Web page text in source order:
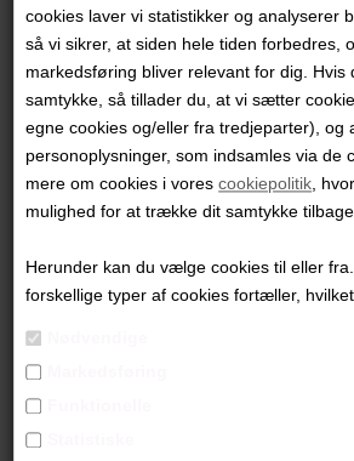
cookies laver vi statistikker og analyserer
så vi sikrer, at siden hele tiden forbedres,
markedsføring bliver relevant for dig. Hvis
samtykke, så tillader du, at vi sætter
egne cookies og/eller fra tredjeparter), og
personoplysninger, som indsamles via de
mere om cookies i vorescookiepolitik ,
mulighed for at trække dit samtykke tilbage.
Herunder kan du vælge cookies til eller
forskellige typer af cookies fortæller,
Andre værker af
Lisbeth van Deurs